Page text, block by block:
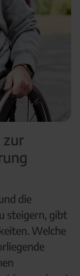
zur
die
steigern, gibt
Welche